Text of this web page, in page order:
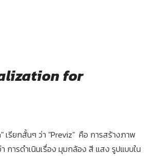
for
รียกสั้นๆ ว่า "Previz" คือ การสร้างภาพ
การดำเนินเรื่อง มุมกล้อง สี แสง รูปแบบใน